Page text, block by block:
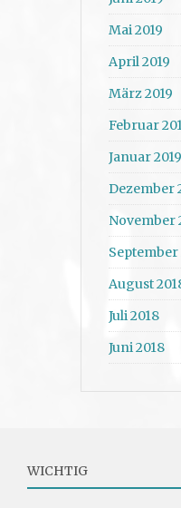
Mai 2019
April 2019
März 2019
Februar
Januar 2019
Dezember
November
September
August
Juli 2018
Juni 2018
WICHTIG